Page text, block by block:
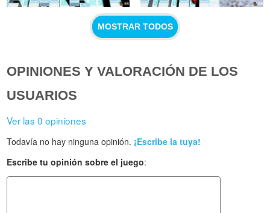
MOSTRAR TODOS
OPINIONES Y VALORACIÓN DE LOS
USUARIOS
Ver las 0 opiniones
Todavía no hay ninguna opinión. ¡Escribe la tuya!
Escribe tu opinión sobre el juego: